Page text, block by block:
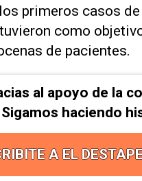
primeros casos
como
de pacientes.
al apoyo de la
haciendo
A EL